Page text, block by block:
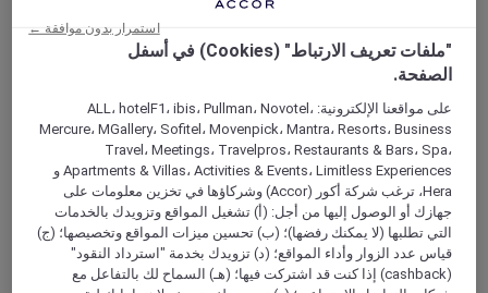
Hôtel Mercure Paris Malakoff Parc des
Expositions
A change of scene on the edge of Paris. The hotel is on metro
line 4, and has private parking. There is a relaxing garden that
is ideal for chilling and unwinding. The hotel has had a cool
remodelling with an electric theme, and there are 52 fabulous
rooms. It is a unique spot for any business or leisure stay.
4,4/5
Rated 4,4 of 5
"ملفات تعريف الارتباط" (Cookies) في أسفل
الصفحة.
على مواقعنا الإلكترونية: ALL، hotelF1، ibis، Pullman، Novotel،
Mercure، MGallery، Sofitel، Movenpick، Mantra، Resorts، Business
Travel، Meetings، Travelpros، Restaurants & Bars، Spa،
Apartments & Villas، Activities & Events، Limitless Experiences و
Hera، ترغب شركة أكور (Accor) وشركاؤها في تخزين معلومات على
جهازك أو الوصول إليها من أجل: (أ) تشغيل المواقع وتزويدك بالخدمات
التي تطلبها (لا يمكنك رفضها)؛ (ب) تحسين ميزات المواقع وتخصيصها؛ (ج)
قياس عدد الزوار وأداء المواقع؛ (د) تزويدك بخدمة "استرداد النقود"
(cashback) إذا كنت قد اشتركت فيها؛ (هـ) السماح لك بالتفاعل مع
استمرار بدون موافقة ←